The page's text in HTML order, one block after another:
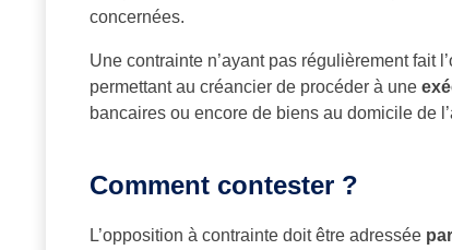
concernées.
Une contrainte n’ayant pas régulièrement fait
permettant au créancier de procéder à une
bancaires ou encore de biens au domicile de
Comment contester ?
L’opposition à contrainte doit être adressée